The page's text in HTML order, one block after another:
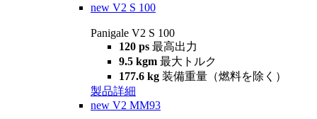
new V2 S 100
Panigale V2 S 100
120 ps 最高出力
9.5 kgm 最大トルク
177.6 kg 装備重量（燃料を除く）
製品詳細
new V2 MM93